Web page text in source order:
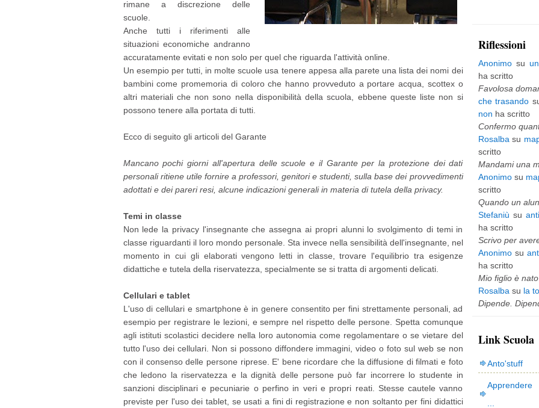
rimane a discrezione delle
scuole.
Anche tutti i riferimenti alle
situazioni economiche andranno
accuratamente evitati e non solo per quel che riguarda l'attività online.
Un esempio per tutti, in molte scuole usa tenere appesa alla parete una lista dei nomi dei
bambini come promemoria di coloro che hanno provveduto a portare acqua, scottex o
altri materiali che non sono nella disponibilità della scuola, ebbene queste liste non si
possono tenere alla portata di tutti.
Ecco di seguito gli articoli del Garante
Mancano pochi giorni all'apertura delle scuole e il Garante per la protezione dei dati
personali ritiene utile fornire a professori, genitori e studenti, sulla base dei provvedimenti
adottati e dei pareri resi, alcune indicazioni generali in materia di tutela della privacy.
Temi in classe
Non lede la privacy l'insegnante che assegna ai propri alunni lo svolgimento di temi in
classe riguardanti il loro mondo personale. Sta invece nella sensibilità dell'insegnante, nel
momento in cui gli elaborati vengono letti in classe, trovare l'equilibrio tra esigenze
didattiche e tutela della riservatezza, specialmente se si tratta di argomenti delicati.
Cellulari e tablet
L'uso di cellulari e smartphone è in genere consentito per fini strettamente personali, ad
esempio per registrare le lezioni, e sempre nel rispetto delle persone. Spetta comunque
agli istituti scolastici decidere nella loro autonomia come regolamentare o se vietare del
tutto l'uso dei cellulari. Non si possono diffondere immagini, video o foto sul web se non
con il consenso delle persone riprese. E' bene ricordare che la diffusione di filmati e foto
che ledono la riservatezza e la dignità delle persone può far incorrere lo studente in
sanzioni disciplinari e pecuniarie o perfino in veri e propri reati. Stesse cautele vanno
previste per l'uso dei tablet, se usati a fini di registrazione e non soltanto per fini didattici
v
e
i
o
Riflessioni
Anonimosu
ha scritto
Favolosa
che trasando
non ha scritto
Confermo
Rosalba su
scritto
Mandami una
Anonimosu
scritto
Quando un
Stefaniù su
ha scritto
Scrivo per avere
Anonimosu
ha scritto
Mio figlio è nato
Rosalba su la
Dipende.
Link Scuola
Anto'stuff